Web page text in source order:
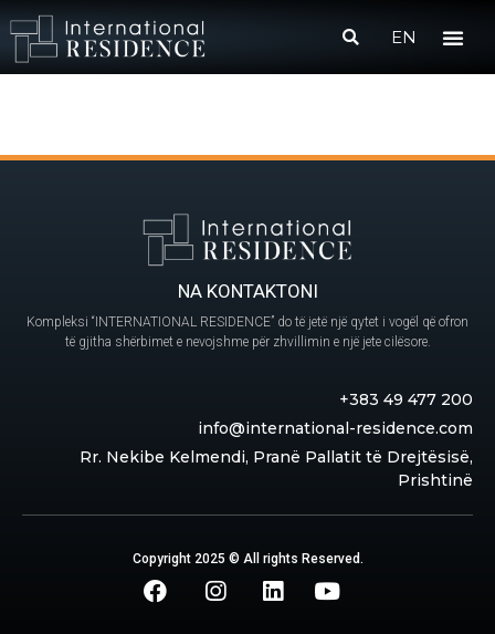
EN
NA KONTAKTONI
Kompleksi “INTERNATIONAL RESIDENCE” do të jetë një qytet i vogël që ofron
të gjitha shërbimet e nevojshme për zhvillimin e një jete cilësore.
+383 49 477 200
info@international-residence.com
Rr. Nekibe Kelmendi, Pranë Pallatit të Drejtësisë,
Prishtinë
Copyright 2025 © All rights Reserved.